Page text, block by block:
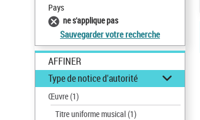
Pays
ne s'applique pas
Sauvegarder votre recherche
AFFINER
Type de notice d'autorité
Œuvre(1)
Titre uniforme musical(1)